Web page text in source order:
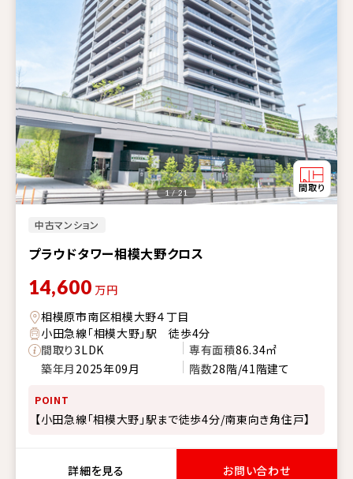
中古マンション
プラウドタワー相模大野クロス
1 / 21
14,600 万円
相模原市南区相模大野４丁目
小田急線「相模大野」駅 徒歩4分
間取り3LDK 専有面積86.34㎡
築年月 2025年09月 階数28階/41階建て
POINT
【小田急線「相模大野」駅まで徒歩4分/南東向き角住戸】
詳細を見る お問い合わせ